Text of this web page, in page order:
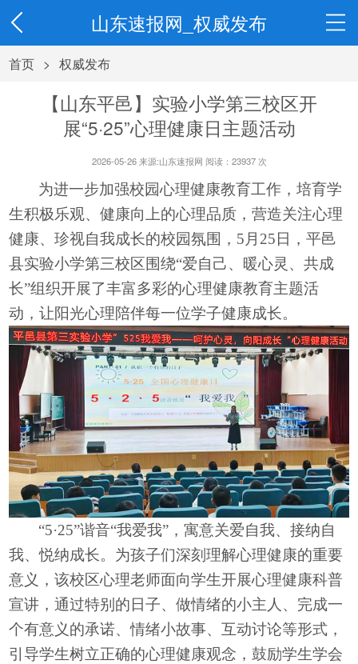
山东速报网_权威发布
首页 > 权威发布
【山东平邑】实验小学第三校区开
展“5·25”心理健康日主题活动
2026-05-26 来源:山东速报网 阅读： 23937 次
为进一步加强校园心理健康教育工作，培育学
生积极乐观、健康向上的心理品质，营造关注心理
健康、珍视自我成长的校园氛围， 5月25日，平邑
县实验小学第三校区 围绕“爱自己、暖心灵、共成
长”组织开展了丰富多彩的心理健康教育主题活
动，让阳光心理陪伴每一位学子健康成长。
“5·25”谐音“我爱我”，寓意关爱自我、接纳自
我、悦纳成长。为孩子们深刻理解心理健康的重要
意义，该校区心理老师面向学生开展心理健康科普
宣讲 ，通过特别的日子、做情绪的小主人、完成一
个有意义的承诺、情绪小故事、互动讨论等形式，
引导学生树立正确的心理健康观念，鼓励学生学会